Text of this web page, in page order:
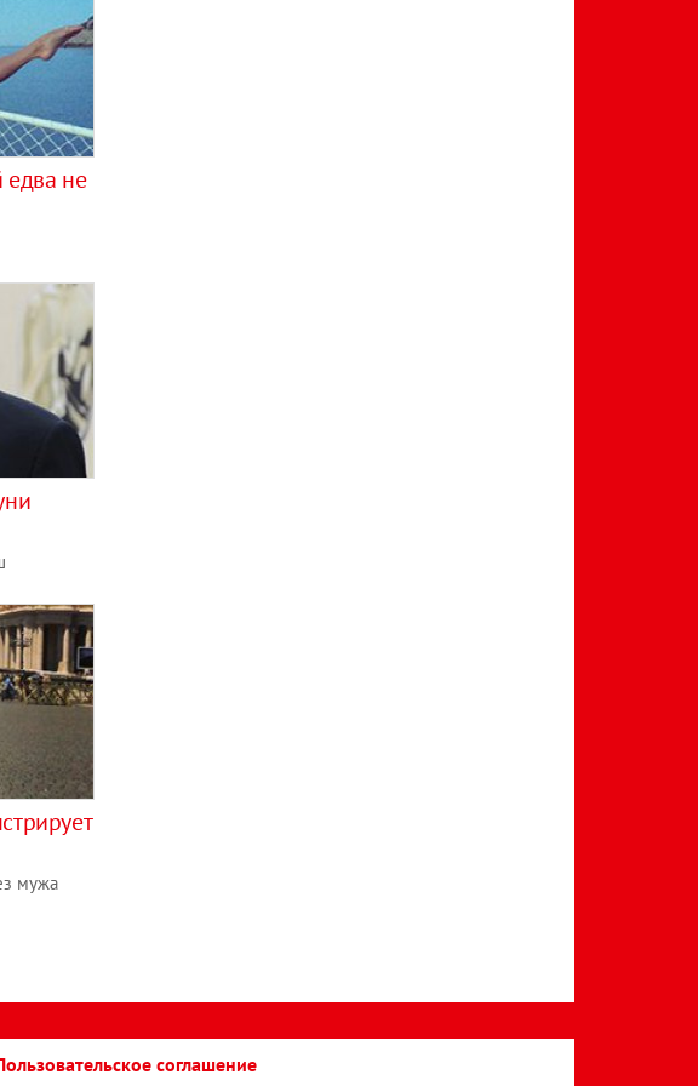
не
мужа
соглашение